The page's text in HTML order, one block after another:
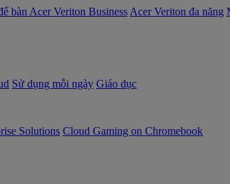
bàn Acer Veriton Business Acer Veriton đa năng
Sử dụng mỗi ngày Giáo dục
Solutions Cloud Gaming on Chromebook